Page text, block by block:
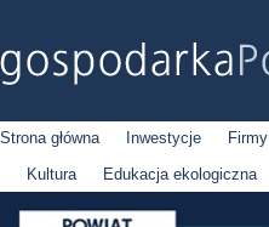
Strona główna Inwestycje Firmy
Kultura
Edukacja ekologiczna